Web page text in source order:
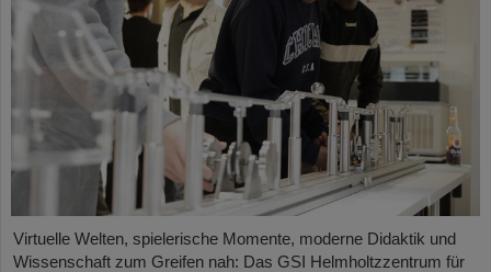
Virtuelle Welten, spielerische Momente, moderne Didaktik und
Wissenschaft zum Greifen nah: Das GSI Helmholtzzentrum für